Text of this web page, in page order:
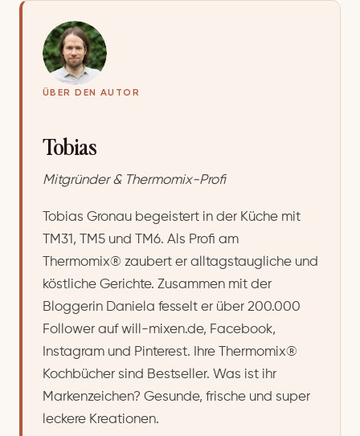
ÜBER DEN AUTOR
Tobias
Mitgründer & Thermomix-Profi
Tobias Gronau begeistert in der Küche mit
TM31, TM5 und TM6. Als Profi am
Thermomix® zaubert er alltagstaugliche und
köstliche Gerichte. Zusammen mit der
Bloggerin Daniela fesselt er über 200.000
Follower auf will-mixen.de, Facebook,
Instagram und Pinterest. Ihre Thermomix®
Kochbücher sind Bestseller. Was ist ihr
Markenzeichen? Gesunde, frische und super
leckere Kreationen.